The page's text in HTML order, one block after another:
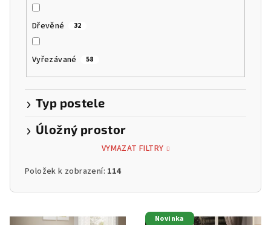
Dřevěné 32
Vyřezávané 58
Typ postele
Úložný prostor
VYMAZAT FILTRY
Položek k zobrazení: 114
Novinka